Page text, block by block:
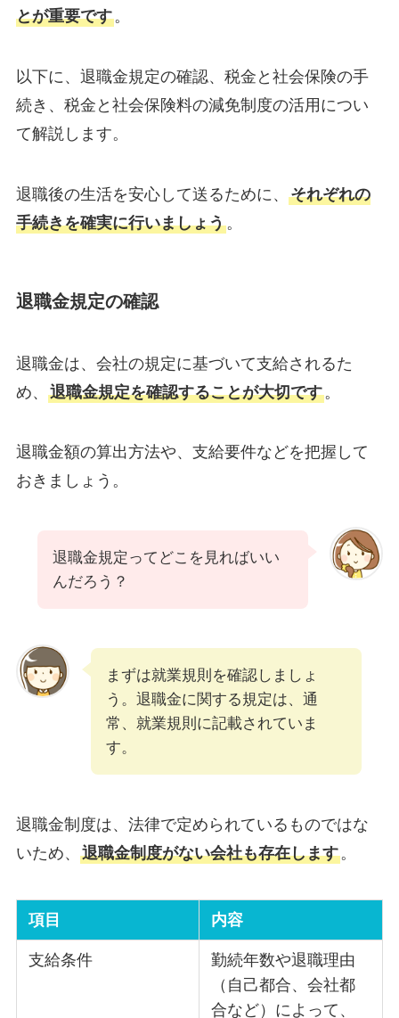
とが重要です。
以下に、退職金規定の確認、税金と社会保険の手
続き、税金と社会保険料の減免制度の活用につい
て解説します。
退職後の生活を安心して送るために、 それぞれの
手続きを確実に行いましょう。
退職金規定の確認
退職金は、会社の規定に基づいて支給されるた
め、 退職金規定を確認することが大切です。
退職金額の算出方法や、支給要件などを把握して
おきましょう。
退職金規定ってどこを見ればいい
んだろう？
まずは就業規則を確認しましょ
う。退職金に関する規定は、通
常、就業規則に記載されていま
す。
退職金制度は、法律で定められているものではな
いため、 退職金制度がない会社も存在します。
項目 内容
支給条件
勤続年数や退職理由
（自己都合、会社都
合など）によって、